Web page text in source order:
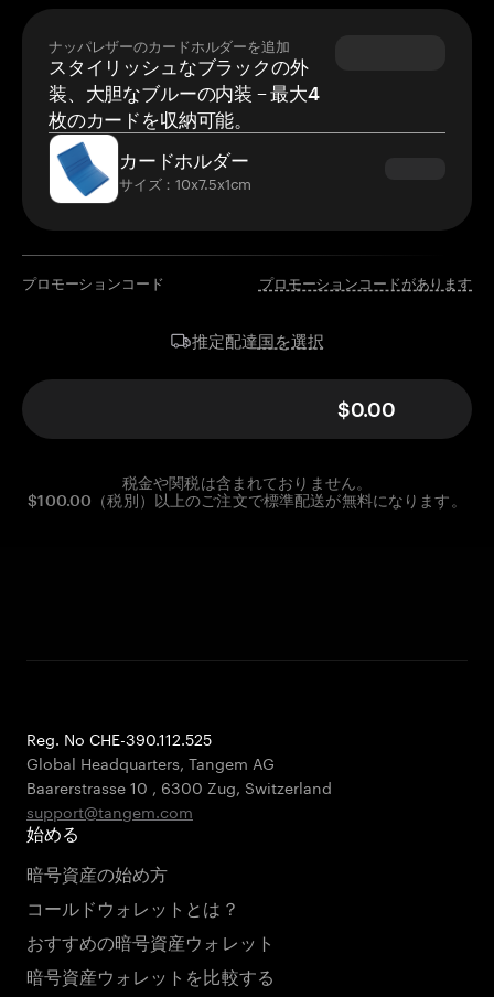
ナッパレザーのカードホルダーを追加
スタイリッシュなブラックの外
装、大胆なブルーの内装 – 最大4
枚のカードを収納可能。
カードホルダー
サイズ：10x7.5x1cm
プロモーションコード プロモーションコードがあります
推定配達国を選択
$0.00
税金や関税は含まれておりません。
$100.00（税別）以上のご注文で標準配送が無料になります。
Reg. No CHE-390.112.525
Global Headquarters, Tangem AG
Baarerstrasse 10 , 6300 Zug, Switzerland
support@tangem.com
始める
暗号資産の始め方
コールドウォレットとは？
おすすめの暗号資産ウォレット
暗号資産ウォレットを比較する